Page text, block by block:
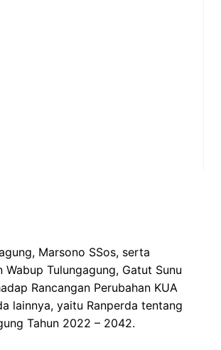
Marsono SSos, serta
Tulungagung, Gatut Sunu
Rancangan Perubahan KUA
lainnya, yaitu Ranperda tentang
Tahun 2022 – 2042.